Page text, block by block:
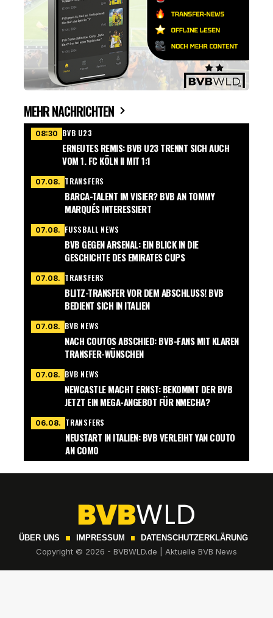
MEHR NACHRICHTEN
08:30 BVB U23
ERNEUTES REMIS: BVB U23 TRENNT SICH AUCH
VOM 1. FC KÖLN II MIT 1:1
07.08. TRANSFERS
BARCA-TALENT IM VISIER? BVB AN TOMMY
MARQUÉS INTERESSIERT
07.08. FUSSBALL NEWS
BVB GEGEN ARSENAL: EIN BLICK IN DIE
GESCHICHTE DES EMIRATES CUPS
07.08. TRANSFERS
BLITZ-TRANSFER VOR DEM ABSCHLUSS! BVB
BEDIENT SICH IN ITALIEN
07.08. BVB NEWS
NACH COUTOS ABSCHIED: BVB-FANS MIT KLAREN
TRANSFER-WÜNSCHEN
07.08. BVB NEWS
NEWCASTLE MACHT ERNST: BEKOMMT DER BVB
JETZT EIN MEGA-ANGEBOT FÜR NMECHA?
06.08. TRANSFERS
NEUSTART IN ITALIEN: BVB VERLEIHT YAN COUTO
AN COMO
ÜBER UNS IMPRESSUM DATENSCHUTZERKLÄRUNG
Copyright © 2026 - BVBWLD.de | Aktuelle BVB News